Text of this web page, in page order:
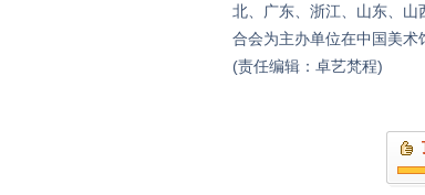
北、广东、浙江、山东、
合会为主办单位在中国美术
(责任编辑：卓艺梵程)